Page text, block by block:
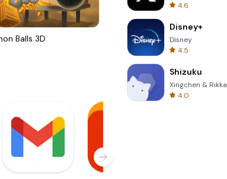
Balls 3D Om Nom Run
4.6
Disney+
Disney
4.5
Shizuku
Xingchen & Rikka
4.0